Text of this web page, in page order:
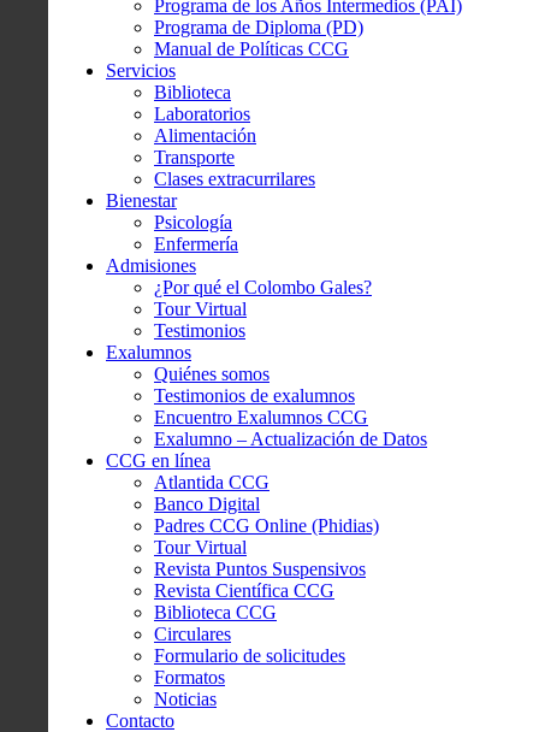
Programa de los Años Intermedios (PAI)
Programa de Diploma (PD)
Manual de Políticas CCG
Servicios
Biblioteca
Laboratorios
Alimentación
Transporte
Clases extracurrilares
Bienestar
Psicología
Enfermería
Admisiones
¿Por qué el Colombo Gales?
Tour Virtual
Testimonios
Exalumnos
Quiénes somos
Testimonios de exalumnos
Encuentro Exalumnos CCG
Exalumno – Actualización de Datos
CCG en línea
Atlantida CCG
Banco Digital
Padres CCG Online (Phidias)
Tour Virtual
Revista Puntos Suspensivos
Revista Científica CCG
Biblioteca CCG
Circulares
Formulario de solicitudes
Formatos
Noticias
Contacto